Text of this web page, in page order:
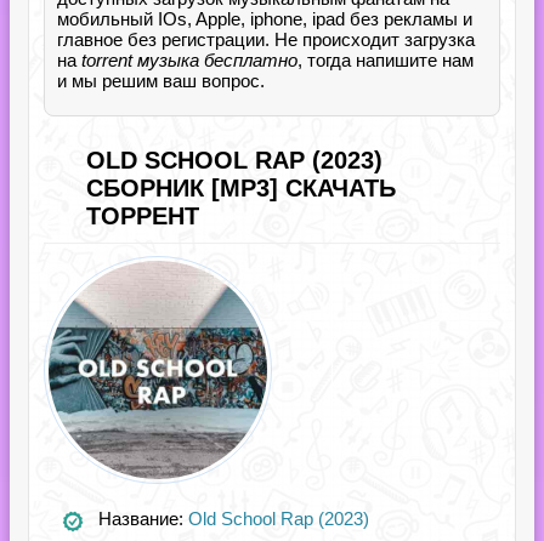
мобильный IOs, Apple, iphone, ipad без рекламы и
главное без регистрации. Не происходит загрузка
на torrent музыка бесплатно, тогда напишите нам
и мы решим ваш вопрос.
OLD SCHOOL RAP (2023)
СБОРНИК [MP3] СКАЧАТЬ
ТОРРЕНТ
Название: Old School Rap (2023)